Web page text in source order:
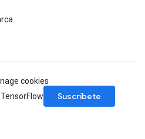
cookies
Suscríbete